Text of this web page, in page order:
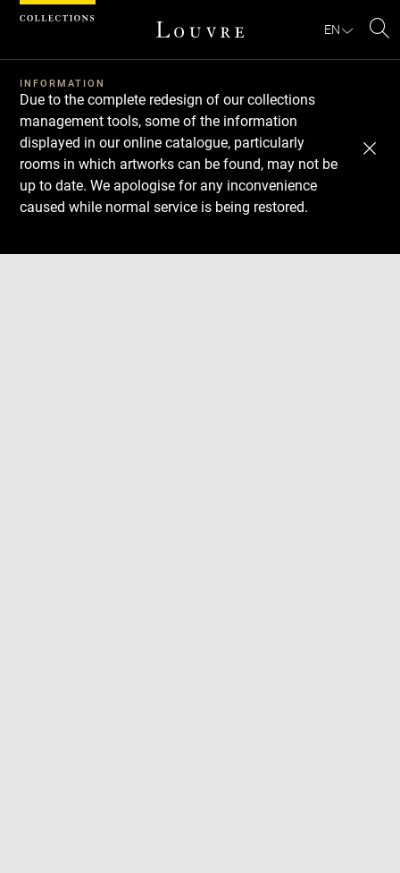
EN
INFORMATION
Due to the complete redesign of our collections
management tools, some of the information
displayed in our online catalogue, particularly
rooms in which artworks can be found, may not be
up to date. We apologise for any inconvenience
caused while normal service is being restored.
Download
Next
Previous
Cookies management panel